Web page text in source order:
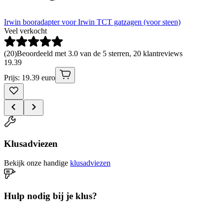
Irwin booradapter voor Irwin TCT gatzagen (voor steen)
Veel verkocht
(20)Beoordeeld met 3.0 van de 5 sterren, 20 klantreviews
19.39
Prijs: 19.39 euro
Klusadviezen
Bekijk onze handige klusadviezen
Hulp nodig bij je klus?